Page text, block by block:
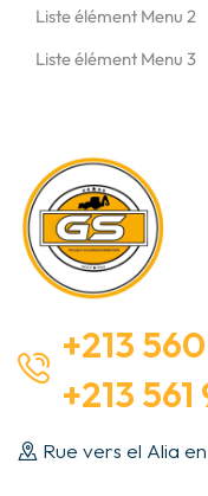
Liste élément Menu 2
Liste élément Menu 3
+213
+213 561
Rue vers el Alia